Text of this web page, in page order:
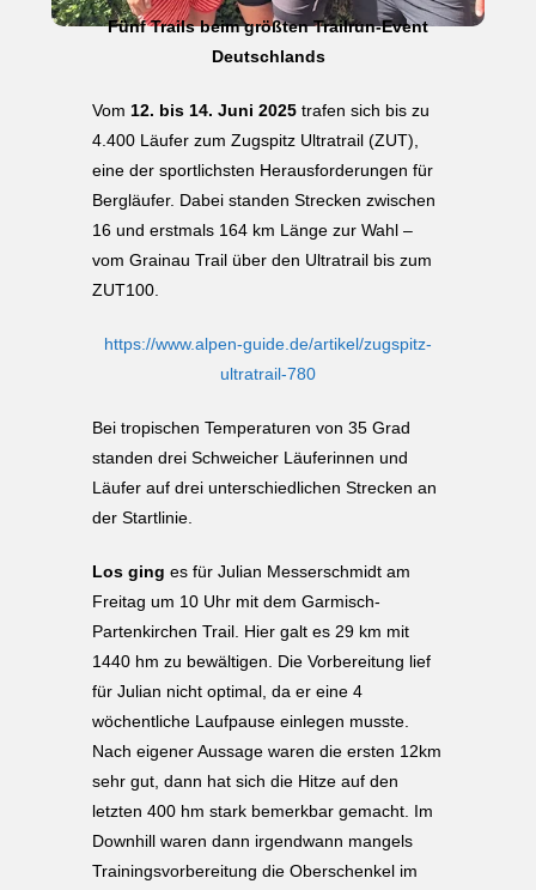
Fünf Trails beim größten Trailrun-Event
Deutschlands
Vom 12. bis 14. Juni 2025 trafen sich bis zu
4.400 Läufer zum Zugspitz Ultratrail (ZUT),
eine der sportlichsten Herausforderungen für
Bergläufer. Dabei standen Strecken zwischen
16 und erstmals 164 km Länge zur Wahl –
vom Grainau Trail über den Ultratrail bis zum
ZUT100.
https://www.alpen-guide.de/artikel/zugspitz-
ultratrail-780
Bei tropischen Temperaturen von 35 Grad
standen drei Schweicher Läuferinnen und
Läufer auf drei unterschiedlichen Strecken an
der Startlinie.
Los ging es für Julian Messerschmidt am
Freitag um 10 Uhr mit dem Garmisch-
Partenkirchen Trail. Hier galt es 29 km mit
1440 hm zu bewältigen. Die Vorbereitung lief
für Julian nicht optimal, da er eine 4
wöchentliche Laufpause einlegen musste.
Nach eigener Aussage waren die ersten 12km
sehr gut, dann hat sich die Hitze auf den
letzten 400 hm stark bemerkbar gemacht. Im
Downhill waren dann irgendwann mangels
Trainingsvorbereitung die Oberschenkel im